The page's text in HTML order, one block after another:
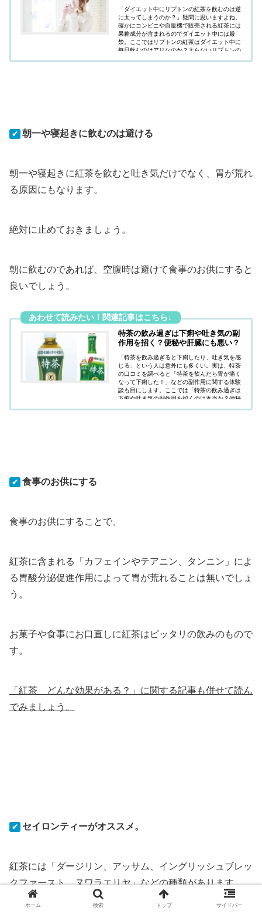
「ダイエット中にリプトンの紅茶を飲むのは逆
に太ってしまうのか？」疑問に思いますよね。
確かにコンビニや自販機で販売される紅茶には
果糖成分が含まれるのでダイエット中には厳
禁。ここではリプトンの紅茶はダイエット中に
毎日飲むのはアリなのか？太らないリプトンの
✔ 朝一や寝起きに飲むのは避ける
朝一や寝起きに紅茶を飲むと吐き気だけでなく、胃が荒れ
る原因にもなります。
絶対に止めておきましょう。
朝に飲むのであれば、空腹時は避けて食事のお供にすると
良いでしょう。
特茶の飲み過ぎは下痢や吐き気の副
作用を招く？便秘や肝臓にも悪い？
「特茶を飲み過ぎると下痢したり、吐き気を感
じる」という人は意外にも多くい。実は、特茶
の口コミを調べると「特茶を飲んだら胃が痛く
なって下痢した！」などの副作用に関する体験
談も目にします。ここでは「特茶の飲み過ぎは
下痢や吐き気の副作用を招くのは本当か？便秘
✔ 食事のお供にする
食事のお供にすることで、
紅茶に含まれる「カフェインやテアニン、タンニン」によ
る胃酸分泌促進作用によって胃が荒れることは無いでしょ
う。
お菓子や食事にお口直しに紅茶はピッタリの飲みのもので
す。
「紅茶 どんな効果がある？」に関する記事も併せて読ん
でみましょう。
✔ セイロンティーがオススメ。
紅茶には「ダージリン、アッサム、イングリッシュブレッ
クファースト、ヌワラエリヤ」などの種類があります。
ホーム 検索 トップ サイドバー